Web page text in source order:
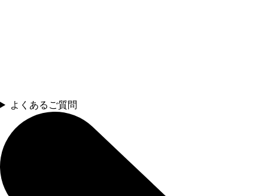
よくあるご質問